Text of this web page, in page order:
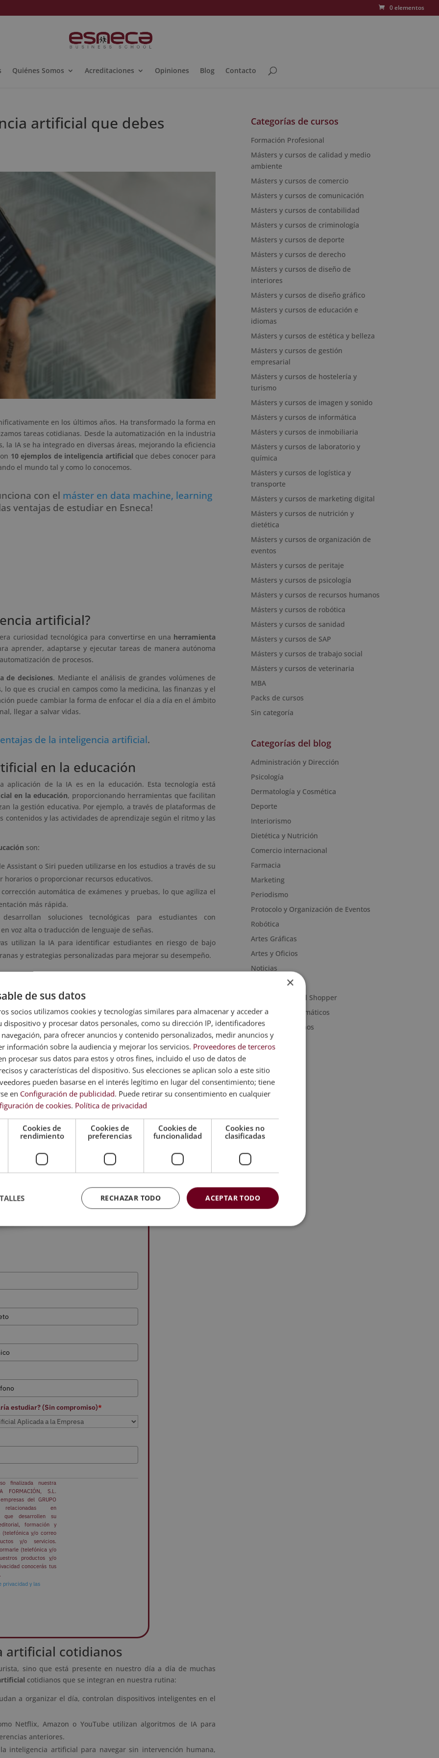
0 elementos
Quiénes Somos Acreditaciones Opiniones Blog Contacto
artificial que debes
en los últimos años. Ha transformado la forma en
tareas cotidianas. Desde la automatización en la industria
la IA se ha integrado en diversas áreas, mejorando la eficiencia
10 ejemplos de inteligencia artificial que debes conocer para
el mundo tal y como lo conocemos.
con el máster en data machine, learning
ventajas de estudiar en Esneca!
artificial?
curiosidad tecnológica para convertirse en una herramienta
aprender, adaptarse y ejecutar tareas de manera autónoma
de procesos.
de decisiones. Mediante el análisis de grandes volúmenes de
que es crucial en campos como la medicina, las finanzas y el
puede cambiar la forma de enfocar el día a día en el ámbito
llegar a salvar vidas.
de la inteligencia artificial.
en la educación
de la IA es en la educación. Esta tecnología está
en la educación, proporcionando herramientas que facilitan
la gestión educativa. Por ejemplo, a través de plataformas de
y las actividades de aprendizaje según el ritmo y las
son:
Assistant o Siri pueden utilizarse en los estudios a través de su
o proporcionar recursos educativos.
automática de exámenes y pruebas, lo que agiliza el
más rápida.
soluciones tecnológicas para estudiantes con
voz alta o traducción de lenguaje de señas.
utilizan la IA para identificar estudiantes en riesgo de bajo
y estrategias personalizadas para mejorar su desempeño.
en sectores como los recursos
acerca decómo usar la IA en RR.HH.
recibir el eBook sobre Inteligencia Artificial
estudiar? (Sin compromiso)*
finalizada nuestra
FORMACIÓN, S.L.
del GRUPO
relacionadas en
que desarrollen su
formación y
y/o correo
y/o servicios.
(telefónica y/o
productos y/o
conocerás tus
privacidad y las
artificial cotidianos
sino que está presente en nuestro día a día de muchas
cotidianos que se integran en nuestra rutina:
a organizar el día, controlan dispositivos inteligentes en el
Netflix, Amazon o YouTube utilizan algoritmos de IA para
anteriores.
inteligencia artificial para navegar sin intervención humana,
Categorías de cursos
Formación Profesional
Másters y cursos de calidad y medio
ambiente
Másters y cursos de comercio
Másters y cursos de comunicación
Másters y cursos de contabilidad
Másters y cursos de criminología
Másters y cursos de deporte
Másters y cursos de derecho
Másters y cursos de diseño de
interiores
Másters y cursos de diseño gráfico
Másters y cursos de educación e
idiomas
Másters y cursos de estética y belleza
Másters y cursos de gestión
empresarial
Másters y cursos de hostelería y
turismo
Másters y cursos de imagen y sonido
Másters y cursos de informática
Másters y cursos de inmobiliaria
Másters y cursos de laboratorio y
química
Másters y cursos de logística y
transporte
Másters y cursos de marketing digital
Másters y cursos de nutrición y
dietética
Másters y cursos de organización de
eventos
Másters y cursos de peritaje
Másters y cursos de psicología
Másters y cursos de recursos humanos
Másters y cursos de robótica
Másters y cursos de sanidad
Másters y cursos de SAP
Másters y cursos de trabajo social
Másters y cursos de veterinaria
MBA
Packs de cursos
Sin categoría
Categorías del blog
Administración y Dirección
Psicología
Dermatología y Cosmética
Deporte
Interiorismo
Dietética y Nutrición
Comercio internacional
Farmacia
Marketing
Periodismo
Protocolo y Organización de Eventos
Robótica
Artes Gráficas
Artes y Oficios
Noticias
Moda & Personal Shopper
Programas informáticos
Recursos Humanos
×
de sus datos
socios utilizamos cookies y tecnologías similares para almacenar y acceder a
dispositivo y procesar datos personales, como su dirección IP, identificadores
para ofrecer anuncios y contenido personalizados, medir anuncios y
información sobre la audiencia y mejorar los servicios. Proveedores de terceros
procesar sus datos para estos y otros fines, incluido el uso de datos de
y características del dispositivo. Sus elecciones se aplican solo a este sitio
pueden basarse en el interés legítimo en lugar del consentimiento; tiene
en Configuración de publicidad. Puede retirar su consentimiento en cualquier
de cookies. Política de privacidad
Cookies de
rendimiento
Cookies de
preferencias
Cookies de
funcionalidad
Cookies no
clasificadas
ACEPTAR TODO
RECHAZAR TODO